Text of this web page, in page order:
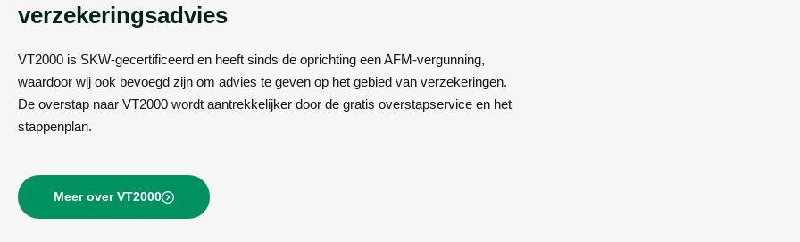
verzekeringsadvies
VT2000 is SKW-gecertificeerd en heeft sinds de oprichting een AFM-vergunning,
waardoor wij ook bevoegd zijn om advies te geven op het gebied van verzekeringen.
De overstap naar VT2000 wordt aantrekkelijker door de gratis overstapservice en het
stappenplan.
Meer over VT2000